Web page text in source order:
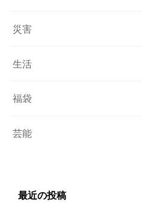
災害
生活
福袋
芸能
最近の投稿